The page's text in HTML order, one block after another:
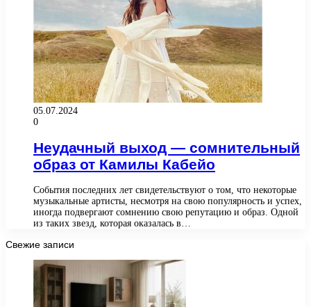
05.07.2024
0
Неудачный выход — сомнительный
образ от Камилы Кабейо
События последних лет свидетельствуют о том, что некоторые
музыкальные артисты, несмотря на свою популярность и успех,
иногда подвергают сомнению свою репутацию и образ. Одной
из таких звезд, которая оказалась в…
Свежие записи